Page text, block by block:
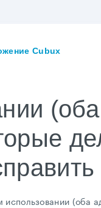
Cubux
(оба
(оба